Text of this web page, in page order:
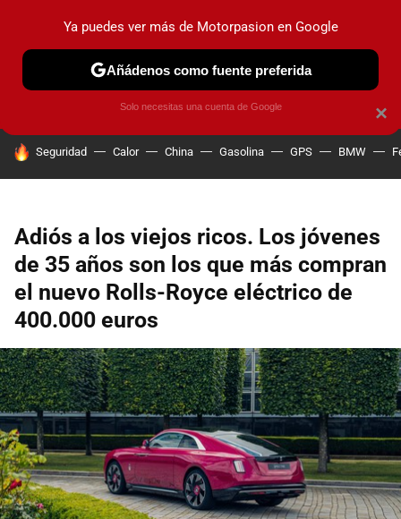
PRUEBAS COCHES ELÉCTRICOS OBSERVATORIO
HOY SE HABLA DE
Seguridad Calor China Gasolina GPS BMW
Adiós a los viejos ricos. Los jóvenes
de 35 años son los que más compran
el nuevo Rolls-Royce eléctrico de
400.000 euros
×
Ya puedes ver más de Motorpasion en Google
Añádenos como fuente preferida
Solo necesitas una cuenta de Google